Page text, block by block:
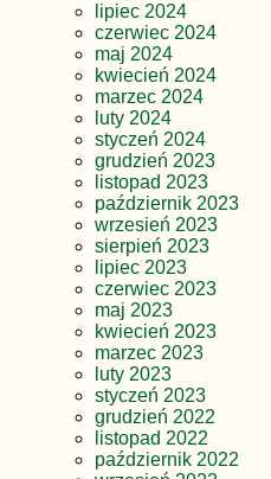
lipiec 2024
czerwiec 2024
maj 2024
kwiecień 2024
marzec 2024
luty 2024
styczeń 2024
grudzień 2023
listopad 2023
październik 2023
wrzesień 2023
sierpień 2023
lipiec 2023
czerwiec 2023
maj 2023
kwiecień 2023
marzec 2023
luty 2023
styczeń 2023
grudzień 2022
listopad 2022
październik 2022